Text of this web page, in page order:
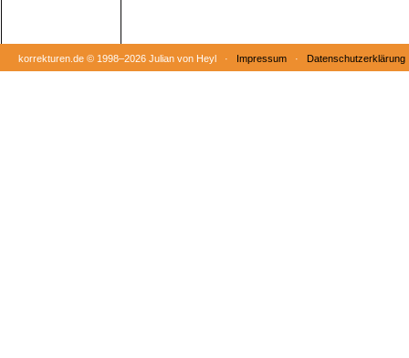
korrekturen.de © 1998–2026 Julian von Heyl · Impressum · Datenschutzerklärung